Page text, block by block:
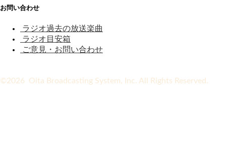
お問い合わせ
ラジオ過去の放送楽曲
ラジオ目安箱
ご意見・お問い合わせ
©2026 Oita Broadcasting System, Inc. All Rights Reserved.